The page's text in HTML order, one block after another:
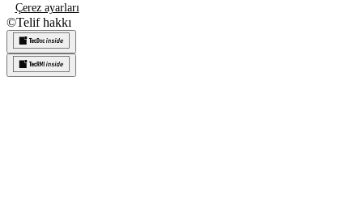
Çerez ayarları
©Telif hakkı